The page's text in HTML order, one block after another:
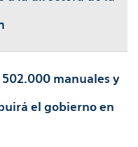
manuales y
el gobierno en